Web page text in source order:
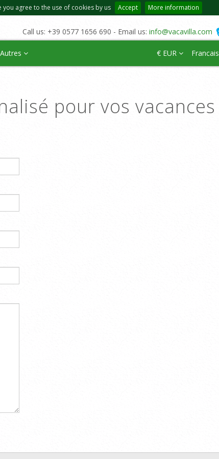
agree to the use of cookies by us Accept More information
Call us: +39 0577 1656 690 - Email us: info@vacavilla.com
Autres € EUR Francais
pour vos vacances